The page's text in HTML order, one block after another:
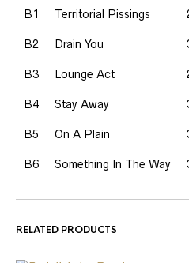
B1 Territorial Pissings
B2 Drain You
B3 Lounge Act
B4 Stay Away
B5 On A Plain
B6 Something In The Way
RELATED PRODUCTS